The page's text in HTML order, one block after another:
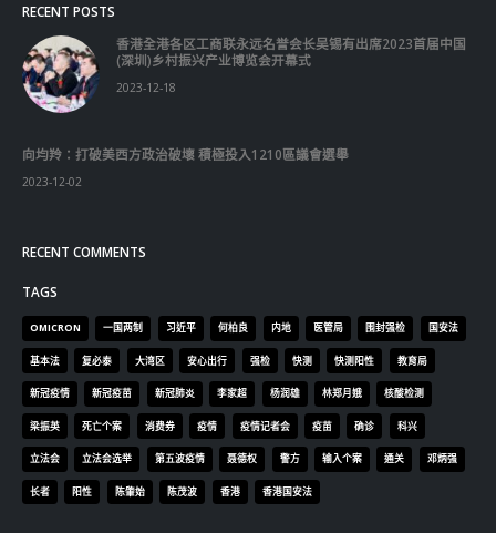
RECENT POSTS
香港全港各区工商联永远名誉会长吴锡有出席2023首届中国
(深圳)乡村振兴产业博览会开幕式
2023-12-18
向均羚：打破美西方政治破壞 積極投入1210區議會選舉
2023-12-02
RECENT COMMENTS
TAGS
OMICRON 一国两制 习近平 何柏良 内地 医管局 围封强检 国安法
基本法 复必泰 大湾区 安心出行 强检 快测 快测阳性 教育局
新冠疫情 新冠疫苗 新冠肺炎 李家超 杨润雄 林郑月娥 核酸检测
梁振英 死亡个案 消费券 疫情 疫情记者会 疫苗 确诊 科兴
立法会 立法会选举 第五波疫情 聂德权 警方 输入个案 通关 邓炳强
长者 阳性 陈肇始 陈茂波 香港 香港国安法